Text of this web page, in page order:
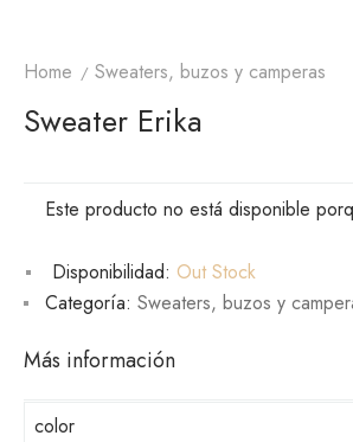
Home Sweaters, buzos y camperas
Sweater Erika
Este producto no está disponible
Disponibilidad: Out Stock
Categoría: Sweaters, buzos y
Más información
color